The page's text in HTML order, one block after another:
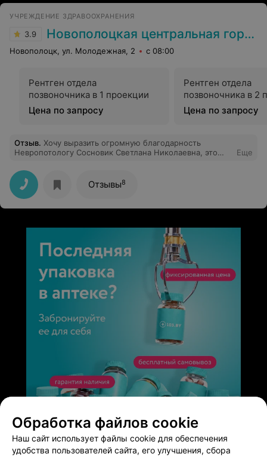
УЧРЕЖДЕНИЕ ЗДРАВООХРАНЕНИЯ
3.9 Новополоцкая центральная городская больница
Новополоцк, ул. Молодежная, 2 с 08:00
Рентген отдела
позвоночника в 1 проекции
Цена по запросу
Рентген отдела
позвоночника в 2
Цена по запросу
Отзыв. Хочу выразить огромную благодарность
Невропотологу Сосновик Светлана Николаевна, это
помогла моей маме и мне, всегда выслушает и очень
человечная и добрая, побольше бы таких врачей, как
она, на таких врачах больница и держится! Спасибо
вам огромное, здоровья вам крепкого и вашей семье
Еще
Отзывы8
Обработка файлов cookie
Наш сайт использует файлы cookie для обеспечения
удобства пользователей сайта, его улучшения, сбора